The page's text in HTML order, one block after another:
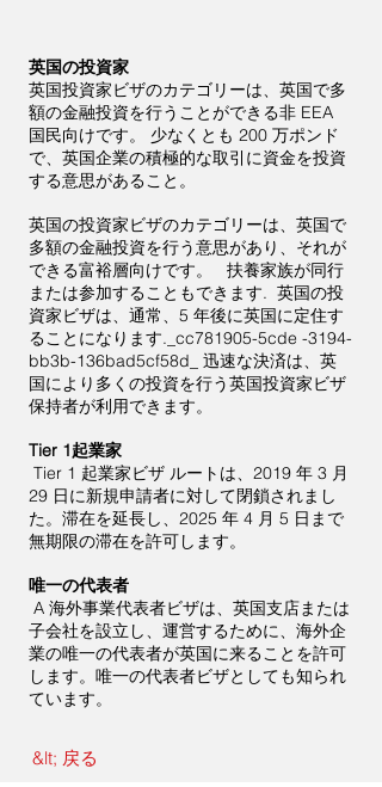
英国の投資家
英国投資家ビザのカテゴリーは、英国で多
額の金融投資を行うことができる非 EEA
国民向けです。 少なくとも 200 万ポンド
で、英国企業の積極的な取引に資金を投資
する意思があること。
英国の投資家ビザのカテゴリーは、英国で
多額の金融投資を行う意思があり、それが
できる富裕層向けです。 扶養家族が同行
または参加することもできます. 英国の投
資家ビザは、通常、5 年後に英国に定住す
ることになります._cc781905-5cde -3194-
bb3b-136bad5cf58d_ 迅速な決済は、英
国により多くの投資を行う英国投資家ビザ
保持者が利用できます。
Tier 1起業家
Tier 1 起業家ビザ ルートは、2019 年 3 月
29 日に新規申請者に対して閉鎖されまし
た。滞在を延長し、2025 年 4 月 5 日まで
無期限の滞在を許可します。
唯一の代表者
A 海外事業代表者ビザは、英国支店または
子会社を設立し、運営するために、海外企
業の唯一の代表者が英国に来ることを許可
します。唯一の代表者ビザとしても知られ
ています。
&lt; 戻る